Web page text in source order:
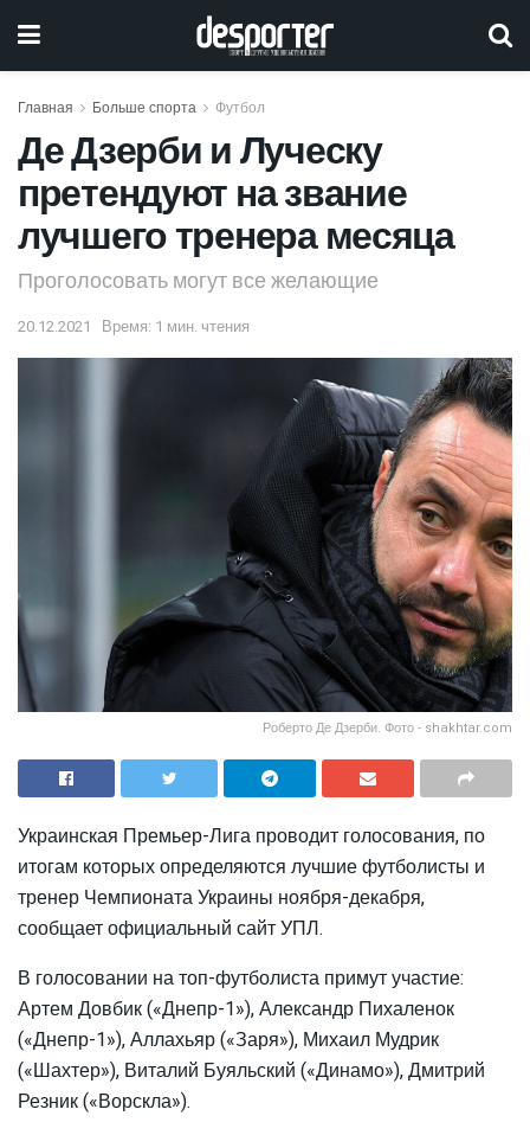
Главная Больше спорта Футбол
Де Дзерби и Луческу
претендуют на звание
лучшего тренера месяца
Проголосовать могут все желающие
20.12.2021 Время: 1 мин. чтения
Роберто Де Дзерби. Фото - shakhtar.com
Украинская Премьер-Лига проводит голосования, по
итогам которых определяются лучшие футболисты и
тренер Чемпионата Украины ноября-декабря,
сообщает официальный сайт УПЛ.
В голосовании на топ-футболиста примут участие:
Артем Довбик («Днепр-1»), Александр Пихаленок
(«Днепр-1»), Аллахьяр («Заря»), Михаил Мудрик
(«Шахтер»), Виталий Буяльский («Динамо»), Дмитрий
Резник («Ворскла»).